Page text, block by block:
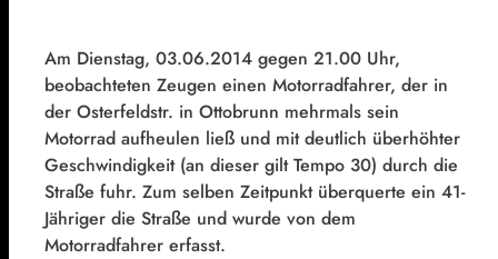
Am Dienstag, 03.06.2014 gegen 21.00 Uhr,
beobachteten Zeugen einen Motorradfahrer, der in
der Osterfeldstr. in Ottobrunn mehrmals sein
Motorrad aufheulen ließ und mit deutlich überhöhter
Geschwindigkeit (an dieser gilt Tempo 30) durch die
Straße fuhr. Zum selben Zeitpunkt überquerte ein 41-
Jähriger die Straße und wurde von dem
Motorradfahrer erfasst.